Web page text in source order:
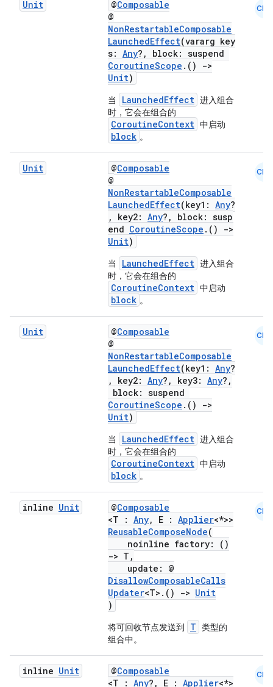
Unit @Composable
@
NonRestartableComposable
LaunchedEffect(vararg key
s: Any?, block: suspend
CoroutineScope .()
->
Unit)
当 LaunchedEffect 进入组合
时，它会在组合的
CoroutineContext 中启动
block 。
CMN
Unit @Composable
@
NonRestartableComposable
LaunchedEffect(key1: Any?
, key2: Any?, block: susp
end CoroutineScope .()
->
Unit)
当 LaunchedEffect 进入组合
时，它会在组合的
CoroutineContext 中启动
block 。
CMN
Unit @Composable
@
NonRestartableComposable
LaunchedEffect(key1: Any?
, key2: Any?, key3: Any?,
block: suspend
CoroutineScope .()
->
Unit)
当 LaunchedEffect 进入组合
时，它会在组合的
CoroutineContext 中启动
block 。
CMN
inline Unit @Composable
<T : Any, E : Applier<*>>
ReusableComposeNode(
noinline factory: ()
-> T,
update: @
DisallowComposableCalls
Updater<T>.() -> Unit
)
将可回收节点发送到 T 类型的
组合中。
CMN
inline Unit @Composable
<T : Any?, E : Applier<*>
CMN